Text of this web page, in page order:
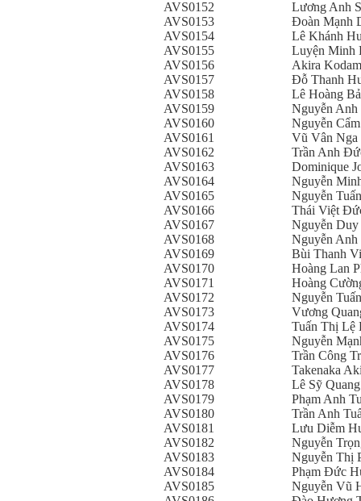
AVS0152
Lương Anh
AVS0153
Đoàn Mạnh
AVS0154
Lê Khánh
AVS0155
Luyện Minh
AVS0156
Akira
AVS0157
Đỗ Thanh
AVS0158
Lê Hoàng
AVS0159
Nguyễn Anh
AVS0160
Nguyễn
AVS0161
Vũ Vân Nga
AVS0162
Trần Anh
AVS0163
Dominique
AVS0164
Nguyễn
AVS0165
Nguyễn
AVS0166
Thái Việt
AVS0167
Nguyễn
AVS0168
Nguyễn
AVS0169
Bùi Thanh
AVS0170
Hoàng Lan
AVS0171
Hoàng
AVS0172
Nguyễn
AVS0173
Vương
AVS0174
Tuấn Thị Lệ
AVS0175
Nguyễn
AVS0176
Trần Công
AVS0177
Takenaka
AVS0178
Lê Sỹ Quang
AVS0179
Phạm Anh
AVS0180
Trần Anh
AVS0181
Lưu Diễm
AVS0182
Nguyễn
AVS0183
Nguyễn Thị
AVS0184
Phạm Đức
AVS0185
Nguyễn Vũ